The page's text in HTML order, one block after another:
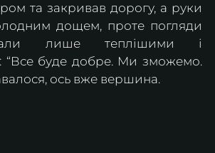
та закривав дорогу, а руки
дощем, проте погляди
лише теплішими і
“Все буде добре. Ми зможемо.
ось вже вершина.